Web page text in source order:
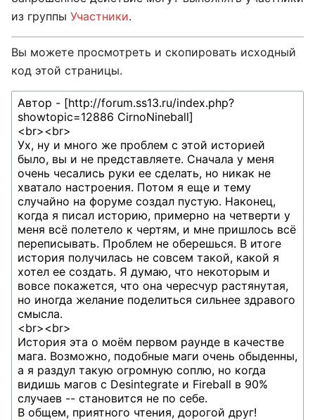
из группы Участники.
Вы можете просмотреть и скопировать исходный
код этой страницы.